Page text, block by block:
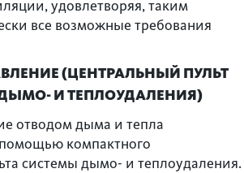
удовлетворяя, таким
все возможные требования
(ЦЕНТРАЛЬНЫЙ ПУЛЬТ
И ТЕПЛОУДАЛЕНИЯ)
отводом дыма и тепла
компактного
системы дымо- и теплоудаления.